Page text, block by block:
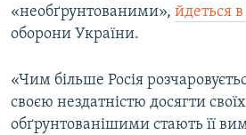
Усі сайти RFE/RL
«необґрунтованими», йдеться в
оборони України.
«Чим більше Росія
своєю нездатністю досягти
обґрунтованішими стають її